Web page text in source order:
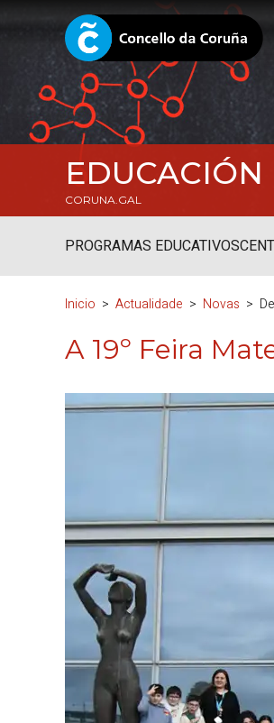
EDUCACIÓN
CORUNA.GAL
PROGRAMAS EDUCATIVOS
Inicio Actualidade Novas
A 19º Feira